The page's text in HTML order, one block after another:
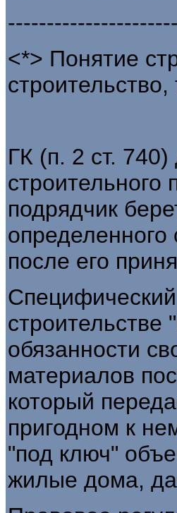
<*> Понятие
ГК (п. 2 ст.
строительного
подрядчик
определенного
после его
строительстве
обязанности
материалов
который
пригодном к
"под ключ"
жилые дома,